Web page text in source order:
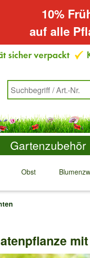
10%
auf alle
Gartenzubehör
Obst
↓ ↓